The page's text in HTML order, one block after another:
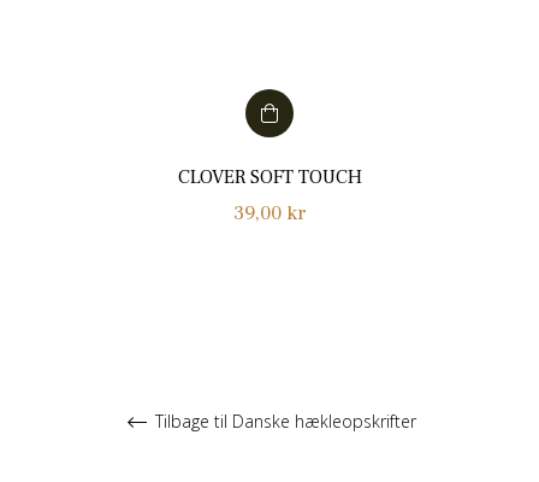
CLOVER SOFT TOUCH
Normalpris
39,00 kr
Tilbage til Danske hækleopskrifter